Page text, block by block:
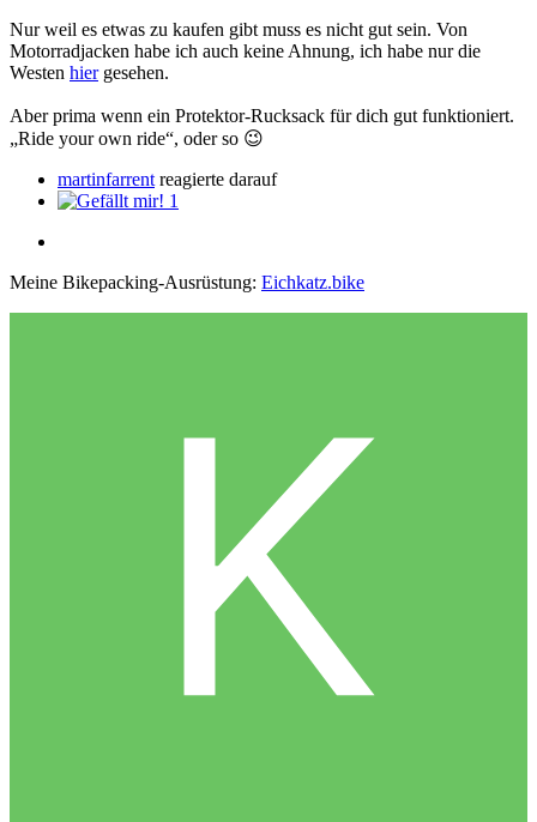
Nur weil es etwas zu kaufen gibt muss es nicht gut sein. Von
Motorradjacken habe ich auch keine Ahnung, ich habe nur die
Westen hiergesehen.
Aber prima wenn ein Protektor-Rucksack für dich gut funktioniert.
„Ride your own ride“, oder so 😉
martinfarrent reagierte darauf
1
Meine Bikepacking-Ausrüstung: Eichkatz.bike